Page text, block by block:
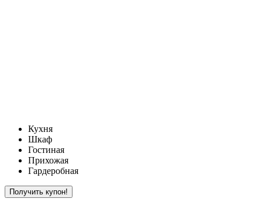
Кухня
Шкаф
Гостиная
Прихожая
Гардеробная